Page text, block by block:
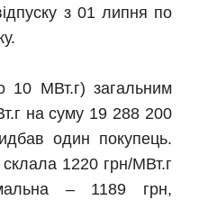
з 01 липня по
10 МВт.г) загальним
на суму 19 288 200
один покупець.
1220 грн/МВт.г
– 1189 грн,